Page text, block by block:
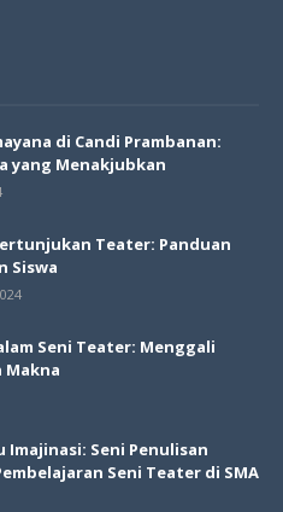
di Candi Prambanan:
yang Menakjubkan
Teater: Panduan
Siswa
Seni Teater: Menggali
Makna
Imajinasi: Seni Penulisan
Seni Teater di SMA